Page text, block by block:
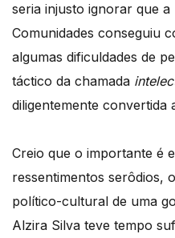
seria injusto ignorar que a
Comunidades conseguiu
algumas dificuldades de
táctico da chamada
diligentemente convertida
Creio que o importante é
ressentimentos serôdios,
político-cultural de uma
Alzira Silva teve tempo